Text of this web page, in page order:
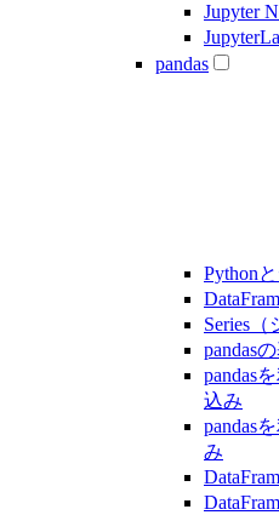
Jupyter
pandas
Python
Series（
pandas
pandas
込み
pandas
み